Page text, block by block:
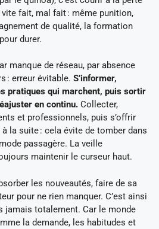
fait, mal fait : même punition,
de qualité, la formation
durer.
manque de réseau, par absence
: erreur évitable. S’informer,
pratiques qui marchent, puis sortir
en continu. Collecter,
et professionnels, puis s’offrir
la suite : cela évite de tomber dans
passagère. La veille
maintenir le curseur haut.
les nouveautés, faire de sa
pour ne rien manquer. C’est ainsi
jamais totalement. Car le monde
la demande, les habitudes et